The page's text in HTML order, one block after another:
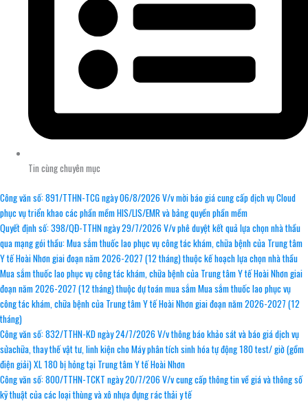
Tin cùng chuyên mục
Công văn số: 891/TTHN-TCG ngày 06/8/2026 V/v mời báo giá cung cấp dịch vụ Cloud
phục vụ triển khao các phần mềm HIS/LIS/EMR và bảng quyền phần mềm
Quyết định số: 398/QĐ-TTHN ngày 29/7/2026 V/v phê duyệt kết quả lựa chọn nhà thầu
qua mạng gói thầu: Mua sắm thuốc lao phục vụ công tác khám, chữa bệnh của Trung tâm
Y tế Hoài Nhơn giai đoạn năm 2026-2027 (12 tháng) thuộc kế hoạch lựa chọn nhà thầu
Mua sắm thuốc lao phục vụ công tác khám, chữa bệnh của Trung tâm Y tế Hoài Nhơn giai
đoạn năm 2026-2027 (12 tháng) thuộc dự toán mua sắm Mua sắm thuốc lao phục vụ
công tác khám, chữa bệnh của Trung tâm Y tế Hoài Nhơn giai đoạn năm 2026-2027 (12
tháng)
Công văn số: 832/TTHN-KD ngày 24/7/2026 V/v thông báo khảo sát và báo giá dịch vụ
sửachữa, thay thế vật tư, linh kiện cho Máy phân tích sinh hóa tự động 180 test/ giờ (gồm
điện giải) XL 180 bị hỏng tại Trung tâm Y tế Hoài Nhơn
Công văn số: 800/TTHN-TCKT ngày 20/7/206 V/v cung cấp thông tin về giá và thông số
kỹ thuật của các loại thùng và xô nhựa đựng rác thải y tế